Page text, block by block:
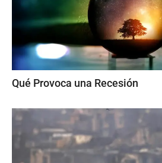
Qué Provoca una Recesión